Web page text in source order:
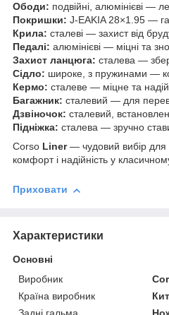
Ободи: подвійні, алюмінієві —
Покришки: J-EAKIA 28×1.95 —
Крила: сталеві — захист від
Педалі: алюмінієві — міцні та
Захист ланцюга: сталева —
Сідло: широке, з пружинами —
Кермо: сталеве — міцне та
Багажник: сталевий — для
Дзвіночок: сталевий,
Підніжка: сталева — зручно
Corso Liner— чудовий вибір для
комфорт і надійність у
Приховати
Характеристики
Основні
Виробник
Країна виробник